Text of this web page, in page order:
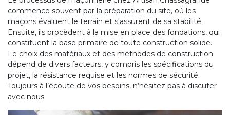
commence souvent par la préparation du site, où les
maçons évaluent le terrain et s'assurent de sa stabilité.
Ensuite, ils procèdent à la mise en place des fondations, qui
constituent la base primaire de toute construction solide.
Le choix des matériaux et des méthodes de construction
dépend de divers facteurs, y compris les spécifications du
projet, la résistance requise et les normes de sécurité.
Toujours à l’écoute de vos besoins, n’hésitez pas à discuter
avec nous.